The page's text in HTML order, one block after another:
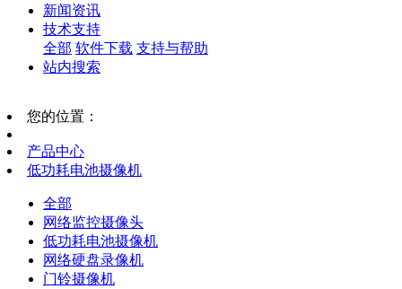
新闻资讯
技术支持
全部 软件下载 支持与帮助
站内搜索
您的位置：
产品中心
低功耗电池摄像机
全部
网络监控摄像头
低功耗电池摄像机
网络硬盘录像机
门铃摄像机